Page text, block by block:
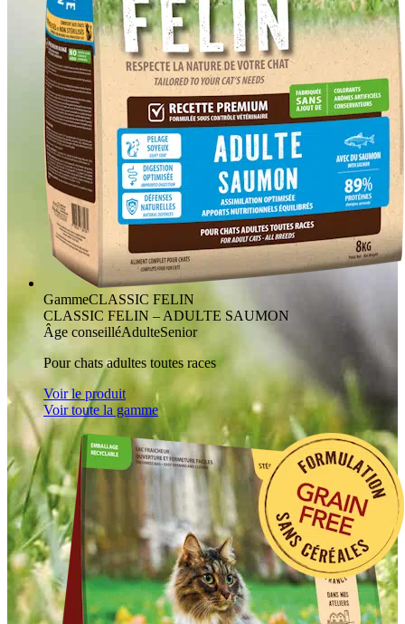
GammeCLASSIC FELIN
CLASSIC FELIN – ADULTE SAUMON
Âge conseilléAdulteSenior
Pour chats adultes toutes races
Voir le produit
Voir toute la gamme